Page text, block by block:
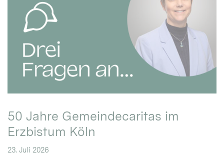
50 Jahre Gemeindecaritas im
Erzbistum Köln
23. Juli 2026